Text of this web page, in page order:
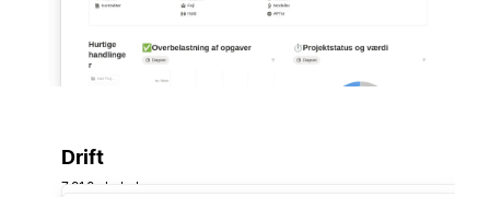
Drift
7.910 skabeloner